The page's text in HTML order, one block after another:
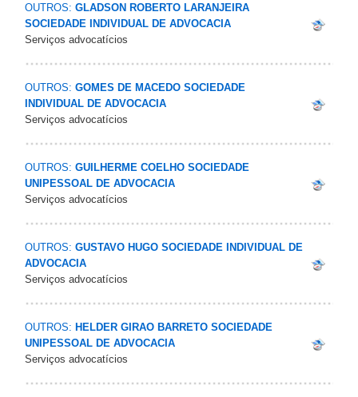
OUTROS: GLADSON ROBERTO LARANJEIRA
SOCIEDADE INDIVIDUAL DE ADVOCACIA
Serviços advocatícios
OUTROS: GOMES DE MACEDO SOCIEDADE
INDIVIDUAL DE ADVOCACIA
Serviços advocatícios
OUTROS: GUILHERME COELHO SOCIEDADE
UNIPESSOAL DE ADVOCACIA
Serviços advocatícios
OUTROS: GUSTAVO HUGO SOCIEDADE INDIVIDUAL DE
ADVOCACIA
Serviços advocatícios
OUTROS: HELDER GIRAO BARRETO SOCIEDADE
UNIPESSOAL DE ADVOCACIA
Serviços advocatícios